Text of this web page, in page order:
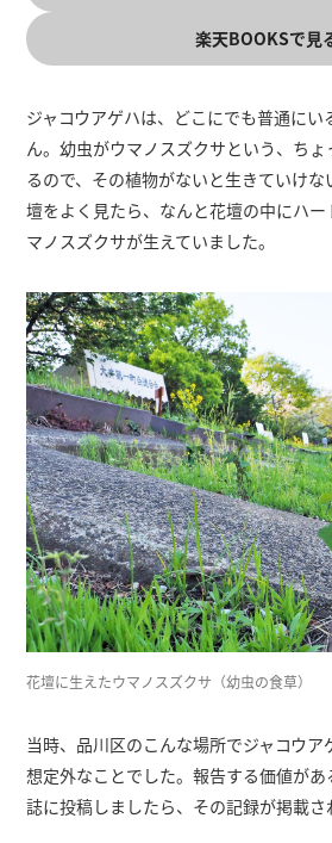
楽天BOOKSで見
ジャコウアゲハは、どこにでも普通にい
ん。幼虫がウマノスズクサという、ち
るので、その植物がないと生きていけな
壇をよく見たら、なんと花壇の中にハ
マノスズクサが生えていました。
花壇に生えたウマノスズクサ（幼虫の食草）
当時、品川区のこんな場所でジャコウ
想定外なことでした。報告する価値が
誌に投稿しましたら、その記録が掲載さ